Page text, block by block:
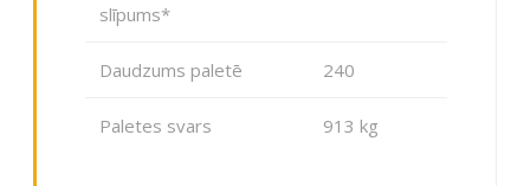
slīpums*
Daudzums paletē 240
Paletes svars 913 kg